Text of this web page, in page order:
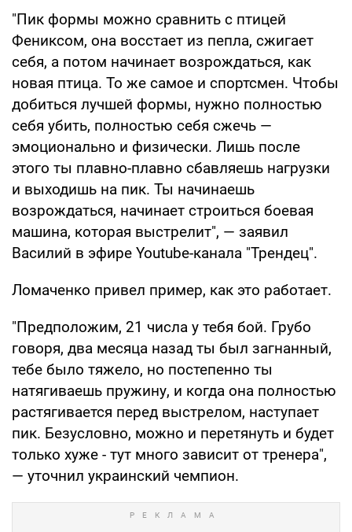
"Пик формы можно сравнить с птицей
Фениксом, она восстает из пепла, сжигает
себя, а потом начинает возрождаться, как
новая птица. То же самое и спортсмен. Чтобы
добиться лучшей формы, нужно полностью
себя убить, полностью себя сжечь —
эмоционально и физически. Лишь после
этого ты плавно-плавно сбавляешь нагрузки
и выходишь на пик. Ты начинаешь
возрождаться, начинает строиться боевая
машина, которая выстрелит", — заявил
Василий в эфире Youtube-канала "Трендец".
Ломаченко привел пример, как это работает.
"Предположим, 21 числа у тебя бой. Грубо
говоря, два месяца назад ты был загнанный,
тебе было тяжело, но постепенно ты
натягиваешь пружину, и когда она полностью
растягивается перед выстрелом, наступает
пик. Безусловно, можно и перетянуть и будет
только хуже - тут много зависит от тренера",
— уточнил украинский чемпион.